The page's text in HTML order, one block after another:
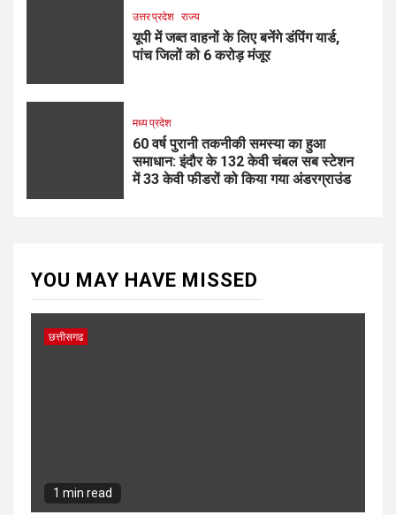
उत्तर प्रदेश राज्य
यूपी में जब्त वाहनों के लिए बनेंगे डंपिंग यार्ड,
पांच जिलों को 6 करोड़ मंजूर
मध्य प्रदेश
60 वर्ष पुरानी तकनीकी समस्या का हुआ
समाधान: इंदौर के 132 केवी चंबल सब स्टेशन
में 33 केवी फीडरों को किया गया अंडरग्राउंड
YOU MAY HAVE MISSED
छत्तीसगढ
1 min read